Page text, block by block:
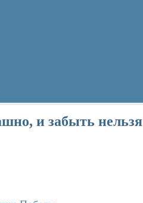
и забыть